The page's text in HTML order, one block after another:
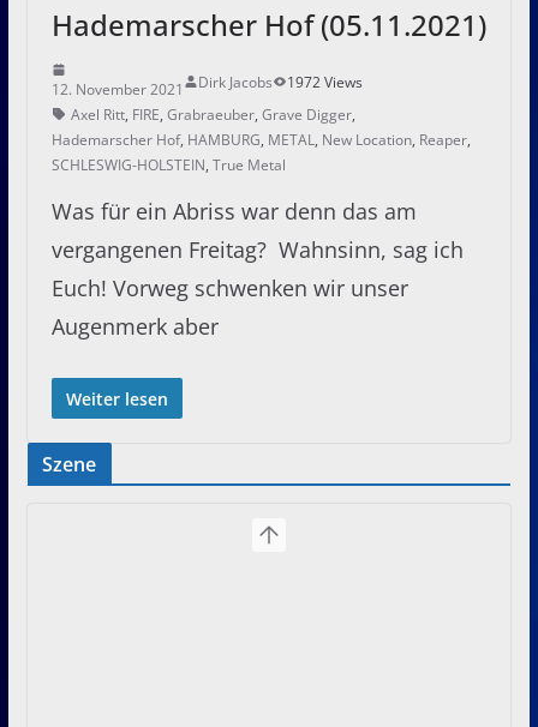
Hademarscher Hof (05.11.2021)
12. November 2021 Dirk Jacobs
1972 Views
Axel Ritt, FIRE, Grabraeuber, Grave Digger,
Hademarscher Hof, HAMBURG, METAL, New Location, Reaper,
SCHLESWIG-HOLSTEIN, True Metal
Was für ein Abriss war denn das am
vergangenen Freitag? Wahnsinn, sag ich
Euch! Vorweg schwenken wir unser
Augenmerk aber
Weiter lesen
Szene